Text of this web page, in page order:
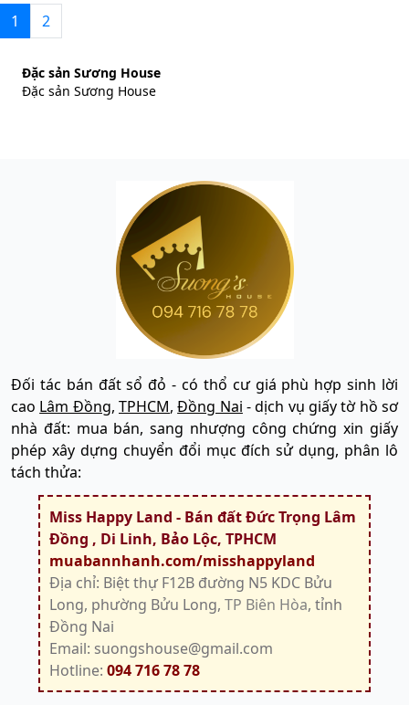
1 2
Đặc sản Sương House
Đặc sản Sương House
Đối tác bán đất sổ đỏ - có thổ cư giá phù hợp sinh lời
cao Lâm Đồng,TPHCM,Đồng Nai - dịch vụ giấy tờ hồ sơ
nhà đất: mua bán, sang nhượng công chứng xin giấy
phép xây dựng chuyển đổi mục đích sử dụng, phân lô
tách thửa:
Miss Happy Land - Bán đất Đức Trọng Lâm
Đồng , Di Linh, Bảo Lộc, TPHCM
muabannhanh.com/misshappyland
Địa chỉ: Biệt thự F12B đường N5 KDC Bửu
Long, phường Bửu Long, TP Biên Hòa, tỉnh
Đồng Nai
Email: suongshouse@gmail.com
Hotline: 094 716 78 78